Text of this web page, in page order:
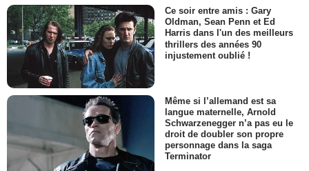
Ce soir entre amis : Gary
Oldman, Sean Penn et Ed
Harris dans l'un des meilleurs
thrillers des années 90
injustement oublié !
Même si l’allemand est sa
langue maternelle, Arnold
Schwarzenegger n’a pas eu le
droit de doubler son propre
personnage dans la saga
Terminator